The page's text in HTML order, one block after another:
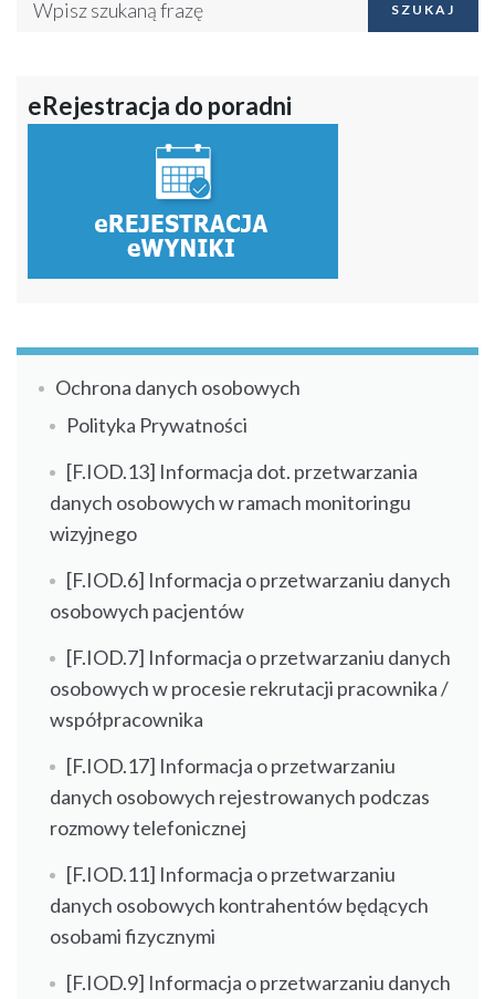
SZUKAJ
eRejestracja do poradni
Ochrona danych osobowych
Polityka Prywatności
[F.IOD.13] Informacja dot. przetwarzania
danych osobowych w ramach monitoringu
wizyjnego
[F.IOD.6] Informacja o przetwarzaniu danych
osobowych pacjentów
[F.IOD.7] Informacja o przetwarzaniu danych
osobowych w procesie rekrutacji pracownika /
współpracownika
[F.IOD.17] Informacja o przetwarzaniu
danych osobowych rejestrowanych podczas
rozmowy telefonicznej
[F.IOD.11] Informacja o przetwarzaniu
danych osobowych kontrahentów będących
osobami fizycznymi
[F.IOD.9] Informacja o przetwarzaniu danych